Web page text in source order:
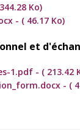
Ko)
- ( 46.17 Ko)
et
1.pdf - ( 213.42
- (